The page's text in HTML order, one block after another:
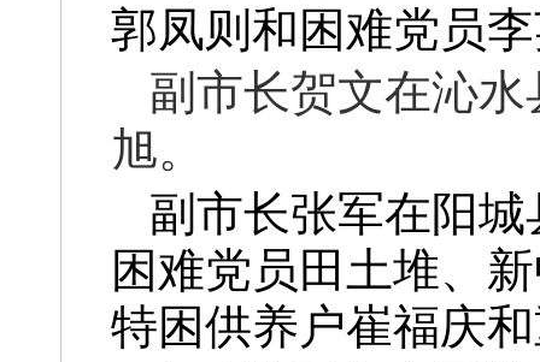
郭凤则和困难党员
副市长贺文在沁
旭。
副市长张军在阳
困难党员田土堆、
特困供养户崔福庆